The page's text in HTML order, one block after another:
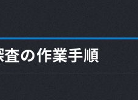
の作業手順